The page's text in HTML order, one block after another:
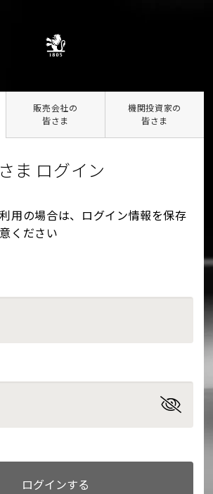
販売会社の
皆さま
機関投資家の
皆さま
ま ログイン
用の場合は、ログイン情報を保存
ください
ログインする